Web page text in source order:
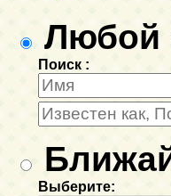
Любой
Поиск :
Выберите: